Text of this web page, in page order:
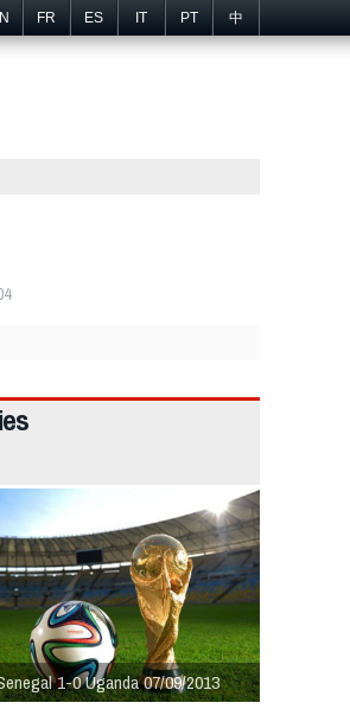
FR ES IT PT 中
1-0 Uganda 07/09/2013